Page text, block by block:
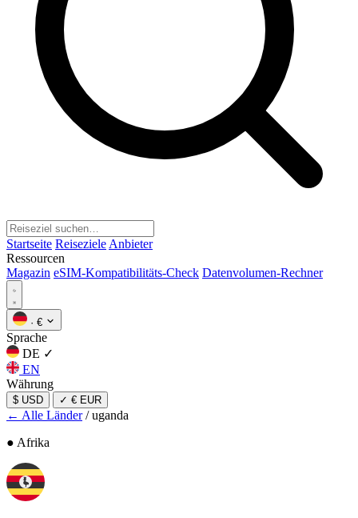
Startseite Reiseziele Anbieter
Ressourcen
Magazin eSIM-Kompatibilitäts-Check Datenvolumen-Rechner
· €
Sprache
DE ✓
EN
Währung
$ USD ✓ € EUR
← Alle Länder / uganda
● Afrika